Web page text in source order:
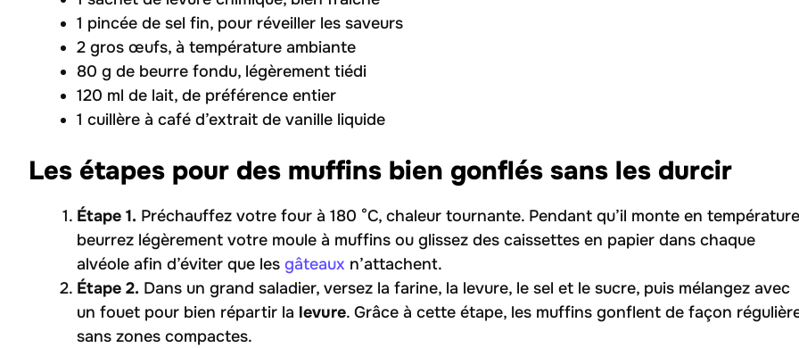
1 pincée de sel fin, pour réveiller les saveurs
2 gros œufs, à température ambiante
80 g de beurre fondu, légèrement tiédi
120 ml de lait, de préférence entier
1 cuillère à café d’extrait de vanille liquide
Les étapes pour des muffins bien gonflés sans les durcir
Étape 1. Préchauffez votre four à 180 °C, chaleur tournante. Pendant qu’il monte en
beurrez légèrement votre moule à muffins ou glissez des caissettes en papier dans chaque
alvéole afin d’éviter que les gâteaux n’attachent.
Étape 2. Dans un grand saladier, versez la farine, la levure, le sel et le sucre, puis mélangez avec
un fouet pour bien répartir la levure. Grâce à cette étape, les muffins gonflent de façon
sans zones compactes.